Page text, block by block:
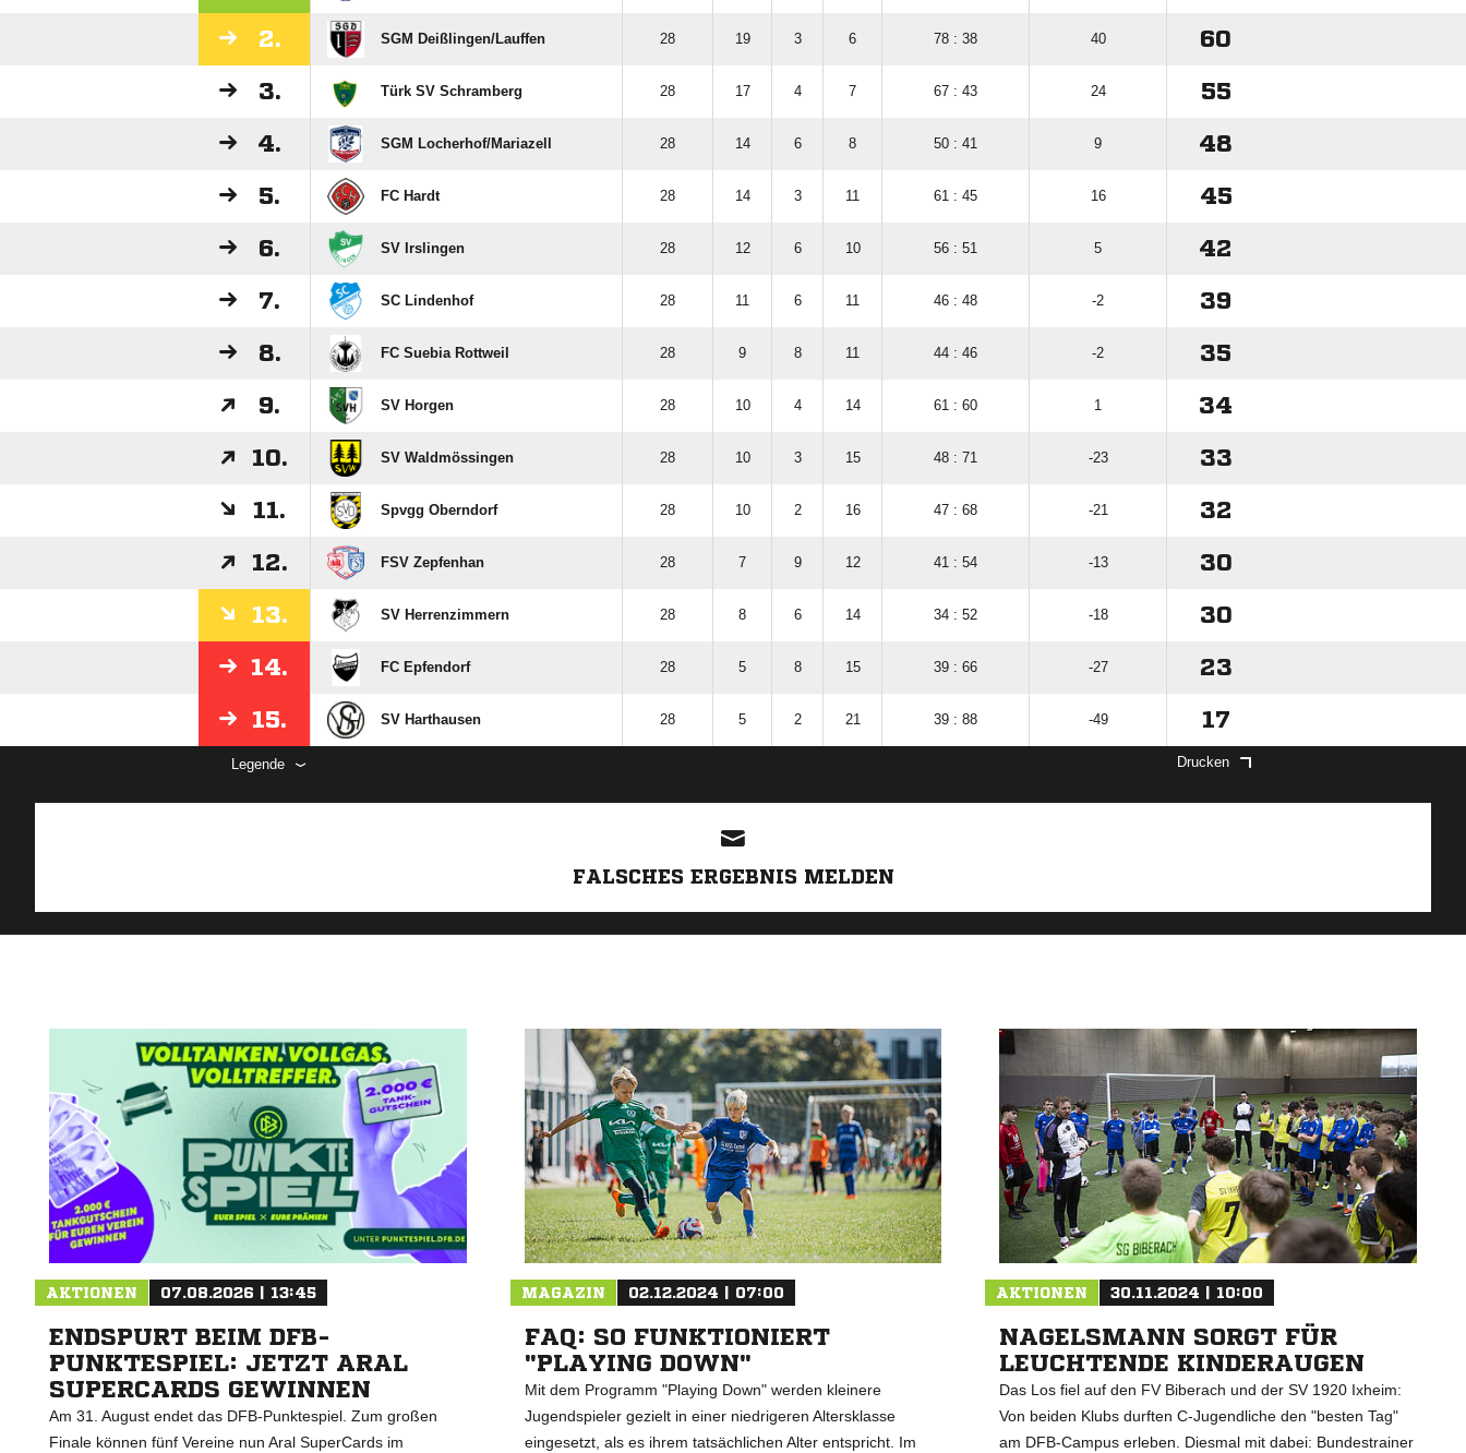
2. SGM Deißlingen/​Lauffen 28 19 3 6 78 : 38 40 60
3. Türk SV Schramberg 28 17 4 7 67 : 43 24 55
4. SGM Locherhof/​Mariazell 28 14 6 8 50 : 41 9 48
5. FC Hardt 28 14 3 11 61 : 45 16 45
6. SV Irslingen 28 12 6 10 56 : 51 5 42
7. SC Lindenhof 28 11 6 11 46 : 48 -2 39
8. FC Suebia Rottweil 28 9 8 11 44 : 46 -2 35
9. SV Horgen 28 10 4 14 61 : 60 1 34
10. SV Waldmössingen 28 10 3 15 48 : 71 -23 33
11. Spvgg Oberndorf 28 10 2 16 47 : 68 -21 32
12. FSV Zepfenhan 28 7 9 12 41 : 54 -13 30
13. SV Herrenzimmern 28 8 6 14 34 : 52 -18 30
14. FC Epfendorf 28 5 8 15 39 : 66 -27 23
15. SV Harthausen 28 5 2 21 39 : 88 -49 17
Legende Drucken
FALSCHES ERGEBNIS MELDEN
AKTIONEN 07.08.2026 | 13:45
ENDSPURT BEIM DFB-
PUNKTESPIEL: JETZT ARAL
SUPERCARDS GEWINNEN
Am 31. August endet das DFB-Punktespiel. Zum großen
Finale können fünf Vereine nun Aral SuperCards im
MAGAZIN 02.12.2024 | 07:00
FAQ: SO FUNKTIONIERT
"PLAYING DOWN"
Mit dem Programm "Playing Down" werden kleinere
Jugendspieler gezielt in einer niedrigeren Altersklasse
eingesetzt, als es ihrem tatsächlichen Alter entspricht. Im
AKTIONEN 30.11.2024 | 10:00
NAGELSMANN SORGT FÜR
LEUCHTENDE KINDERAUGEN
Das Los fiel auf den FV Biberach und der SV 1920 Ixheim:
Von beiden Klubs durften C-Jugendliche den "besten Tag"
am DFB-Campus erleben. Diesmal mit dabei: Bundestrainer